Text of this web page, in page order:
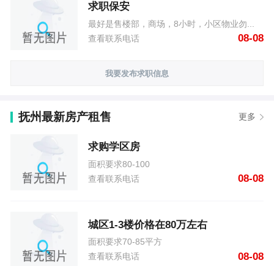
求职保安
最好是售楼部，商场，8小时，小区物业勿...
查看联系电话
08-08
我要发布求职信息
抚州最新房产租售 更多
求购学区房
面积要求80-100
查看联系电话
08-08
城区1-3楼价格在80万左右
面积要求70-85平方
查看联系电话
08-08